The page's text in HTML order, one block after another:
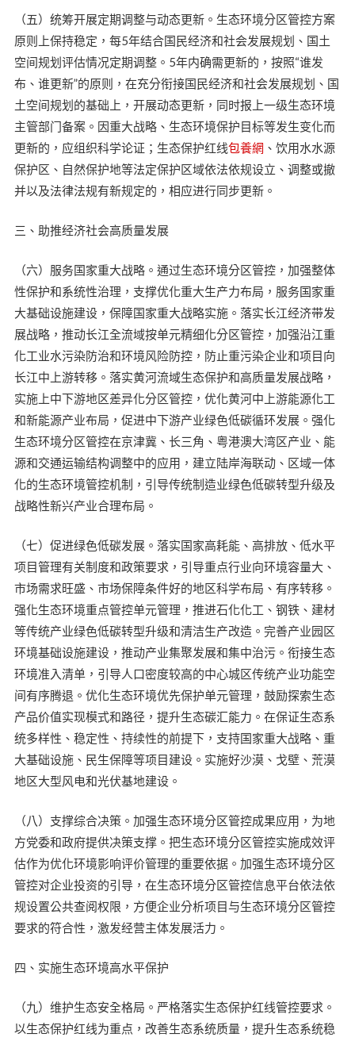
（五）统筹开展定期调整与动态更新。生态环境分区管控方案
原则上保持稳定，每5年结合国民经济和社会发展规划、国土
空间规划评估情况定期调整。5年内确需更新的，按照“谁发
布、谁更新”的原则，在充分衔接国民经济和社会发展规划、国
土空间规划的基础上，开展动态更新，同时报上一级生态环境
主管部门备案。因重大战略、生态环境保护目标等发生变化而
更新的，应组织科学论证；生态保护红线包養網 、饮用水水源
保护区、自然保护地等法定保护区域依法依规设立、调整或撤
并以及法律法规有新规定的，相应进行同步更新。
三、助推经济社会高质量发展
（六）服务国家重大战略。通过生态环境分区管控，加强整体
性保护和系统性治理，支撑优化重大生产力布局，服务国家重
大基础设施建设，保障国家重大战略实施。落实长江经济带发
展战略，推动长江全流域按单元精细化分区管控，加强沿江重
化工业水污染防治和环境风险防控，防止重污染企业和项目向
长江中上游转移。落实黄河流域生态保护和高质量发展战略，
实施上中下游地区差异化分区管控，优化黄河中上游能源化工
和新能源产业布局，促进中下游产业绿色低碳循环发展。强化
生态环境分区管控在京津冀、长三角、粤港澳大湾区产业、能
源和交通运输结构调整中的应用，建立陆岸海联动、区域一体
化的生态环境管控机制，引导传统制造业绿色低碳转型升级及
战略性新兴产业合理布局。
（七）促进绿色低碳发展。落实国家高耗能、高排放、低水平
项目管理有关制度和政策要求，引导重点行业向环境容量大、
市场需求旺盛、市场保障条件好的地区科学布局、有序转移。
强化生态环境重点管控单元管理，推进石化化工、钢铁、建材
等传统产业绿色低碳转型升级和清洁生产改造。完善产业园区
环境基础设施建设，推动产业集聚发展和集中治污。衔接生态
环境准入清单，引导人口密度较高的中心城区传统产业功能空
间有序腾退。优化生态环境优先保护单元管理，鼓励探索生态
产品价值实现模式和路径，提升生态碳汇能力。在保证生态系
统多样性、稳定性、持续性的前提下，支持国家重大战略、重
大基础设施、民生保障等项目建设。实施好沙漠、戈壁、荒漠
地区大型风电和光伏基地建设。
（八）支撑综合决策。加强生态环境分区管控成果应用，为地
方党委和政府提供决策支撑。把生态环境分区管控实施成效评
估作为优化环境影响评价管理的重要依据。加强生态环境分区
管控对企业投资的引导，在生态环境分区管控信息平台依法依
规设置公共查阅权限，方便企业分析项目与生态环境分区管控
要求的符合性，激发经营主体发展活力。
四、实施生态环境高水平保护
（九）维护生态安全格局。严格落实生态保护红线管控要求。
以生态保护红线为重点，改善生态系统质量，提升生态系统稳